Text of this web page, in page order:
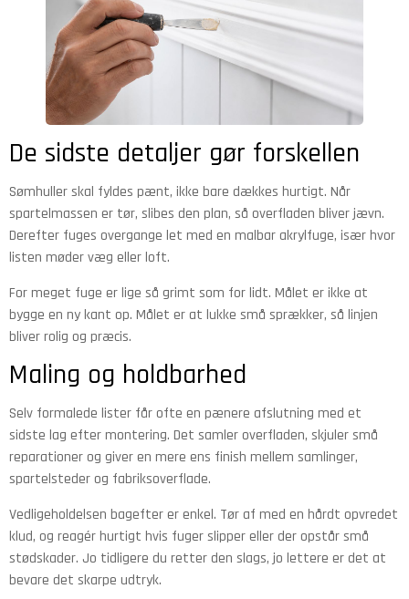
De sidste detaljer gør forskellen
Sømhuller skal fyldes pænt, ikke bare dækkes hurtigt. Når
spartelmassen er tør, slibes den plan, så overfladen bliver jævn.
Derefter fuges overgange let med en malbar akrylfuge, især hvor
listen møder væg eller loft.
For meget fuge er lige så grimt som for lidt. Målet er ikke at
bygge en ny kant op. Målet er at lukke små sprækker, så linjen
bliver rolig og præcis.
Maling og holdbarhed
Selv formalede lister får ofte en pænere afslutning med et
sidste lag efter montering. Det samler overfladen, skjuler små
reparationer og giver en mere ens finish mellem samlinger,
spartelsteder og fabriksoverflade.
Vedligeholdelsen bagefter er enkel. Tør af med en hårdt opvredet
klud, og reagér hurtigt hvis fuger slipper eller der opstår små
stødskader. Jo tidligere du retter den slags, jo lettere er det at
bevare det skarpe udtryk.